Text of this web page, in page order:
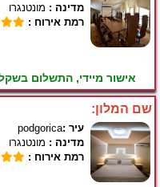
מדינה : מונטנגרו
רמת אירוח :
אישור מיידי, התשלום
שם המלון:
עיר :podgorica
מדינה : מונטנגרו
רמת אירוח :